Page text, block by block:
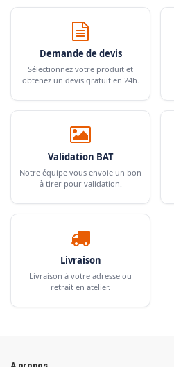
Demande de devis
Sélectionnez votre produit et
obtenez un devis gratuit en 24h.
Validation BAT
Notre équipe vous envoie un bon
à tirer pour validation.
Livraison
Livraison à votre adresse ou
retrait en atelier.